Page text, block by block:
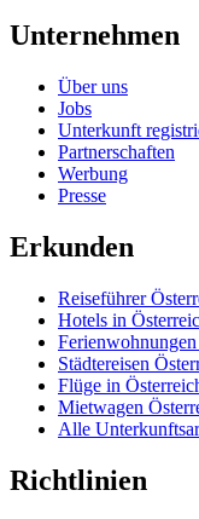
Unternehmen
Über uns
Jobs
Unterkunft
Partnerschaften
Werbung
Presse
Erkunden
Reiseführer
Hotels in
Städtereisen
Flüge in
Mietwagen
Alle
Richtlinien